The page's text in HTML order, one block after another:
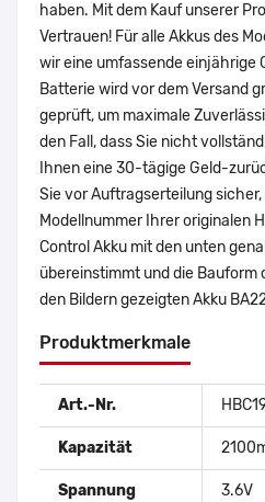
haben. Mit dem Kauf unserer
Vertrauen! Für alle Akkus des
wir eine umfassende einjährige
Batterie wird vor dem Versand
geprüft, um maximale
den Fall, dass Sie nicht
Ihnen eine 30-tägige Geld-
Sie vor Auftragserteilung
Modellnummer Ihrer originalen
Control Akku mit den unten
übereinstimmt und die Bauform
den Bildern gezeigten Akku
Produktmerkmale
Art.-Nr.
Kapazität
Spannung 3.6V